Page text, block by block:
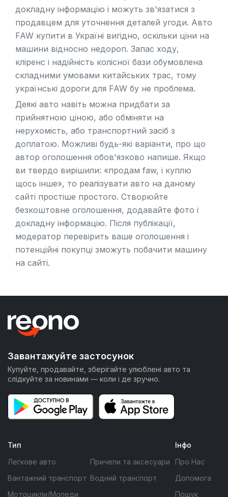
докладну інформацію і можуть зв'язатися з
продавцем для уточнення деталей угоди. Авто
FAW купити в Україні вигідно, оскільки ціни на
машини відносно недорогі. Запас ходу,
кліренс і надійність колісної бази обумовлена
складними умовами китайських трас, тому
українські дороги для FAW бу не проблема.
Деякі авто навіть можна придбати за
прийнятною ціною, або обміняти на
нерухомість, або транспортний засіб з
доплатою. Можливі будь-які варіанти, про що
автор оголошення обов'язково напише. Якщо
ви твердо вирішили: «продам faw, і куплю
щось інше», то реалізувати авто на даному
сайті простіше простого. Створюйте
безкоштовне оголошення, додавайте фото і
докладну інформацію. Після публікації,
модератор перевірить ваше оголошення і
потенційні покупці зможуть побачити машину
на сайті.
Завантажуйте застосунок
Купуйте, продавайте, зберігайте улюблені авто та
слідкуйте за новинами — коли і де зручно.
Тип
Легкове авто
Вантажний транспорт
Мотоцикли/Мопеди
Причепи та аксесуари
Водний транспорт
Інфо
Про Нас
Допомога
Пошук